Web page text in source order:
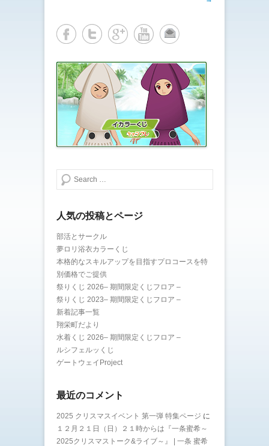
新
し
い
ン
ド
ウ
で
開
き
ま
す
ッ
ク
し
だ
さ
い
(
新
し
ィ
ン
ド
ウ
で
ま
検索する
人気の投稿とページ
部活とサークル
夢ロリ浴衣カラーくじ
本格的なスキルアップを目指すプロコースを特
別価格でご提供
祭りくじ 2026– 期間限定くじフロア –
祭りくじ 2023– 期間限定くじフロア –
新着記事一覧
翔栄町だより
水着くじ 2026– 期間限定くじフロア –
ルシフェルッくじ
ゲートウェイProject
最近のコメント
2025 クリスマスイベント 第一弾 特集ページ に
１２月２１日（日）２１時からは『一条蜜希～
2025クリスマストーク&ライブ～』 | 一条 蜜希